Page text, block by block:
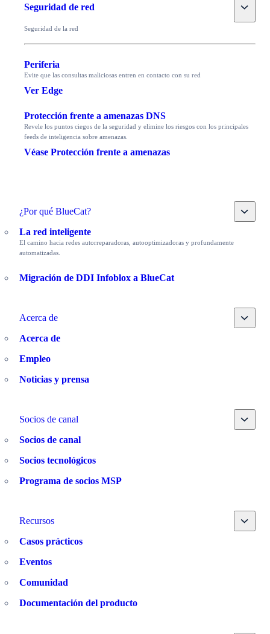
Seguridad de red Toggle
Seguridad de la red
Periferia
Evite que las consultas maliciosas entren en contacto con su red
Ver Edge
Protección frente a amenazas DNS
Revele los puntos ciegos de la seguridad y elimine los riesgos con los principales
feeds de inteligencia sobre amenazas.
Véase Protección frente a amenazas
¿Por qué BlueCat? Toggle
La red inteligente
El camino hacia redes autorreparadoras, autooptimizadoras y profundamente
automatizadas.
Migración de DDI Infoblox a BlueCat
Acerca de Toggle
Acerca de
Empleo
Noticias y prensa
Socios de canal Toggle
Socios de canal
Socios tecnológicos
Programa de socios MSP
Recursos Toggle
Casos prácticos
Eventos
Comunidad
Documentación del producto